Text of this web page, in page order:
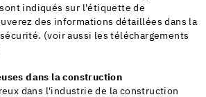
indiqués sur l'étiquette de
des informations détaillées dans la
(voir aussi les téléchargements
dans la construction
dans l'industrie de la construction